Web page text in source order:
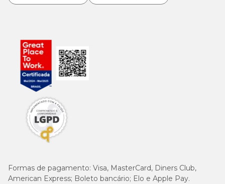
com promoções imperdíveis. Com aCompra Programada
Formas de pagamento: Visa, MasterCard, Diners Club,
American Express; Boleto bancário; Elo e Apple Pay.